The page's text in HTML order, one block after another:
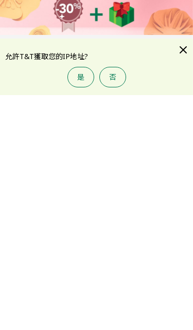
美妝個護，低至7折
購買更多
韓系護膚精選 夏季防曬
-17%
大統華積分 折扣專區
允許T&T獲取您的IP地址?
是 否